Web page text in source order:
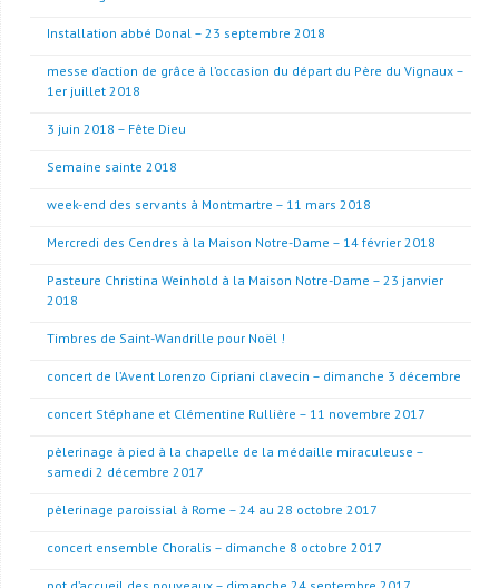
Installation abbé Donal – 23 septembre 2018
messe d’action de grâce à l’occasion du départ du Père du Vignaux –
1er juillet 2018
3 juin 2018 – Fête Dieu
Semaine sainte 2018
week-end des servants à Montmartre – 11 mars 2018
Mercredi des Cendres à la Maison Notre-Dame – 14 février 2018
Pasteure Christina Weinhold à la Maison Notre-Dame – 23 janvier
2018
Timbres de Saint-Wandrille pour Noël !
concert de l’Avent Lorenzo Cipriani clavecin – dimanche 3 décembre
concert Stéphane et Clémentine Rullière – 11 novembre 2017
pèlerinage à pied à la chapelle de la médaille miraculeuse –
samedi 2 décembre 2017
pèlerinage paroissial à Rome – 24 au 28 octobre 2017
concert ensemble Choralis – dimanche 8 octobre 2017